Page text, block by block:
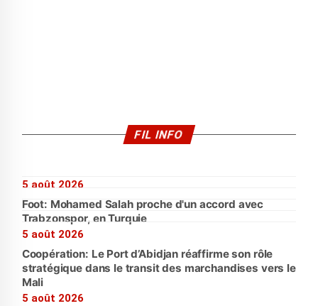
FIL INFO
5 août 2026
Foot: Mohamed Salah proche d'un accord avec
Trabzonspor, en Turquie
5 août 2026
Coopération: Le Port d’Abidjan réaffirme son rôle
stratégique dans le transit des marchandises vers le
Mali
5 août 2026